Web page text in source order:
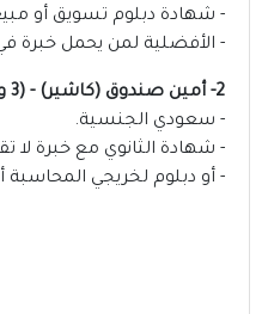
- شهادة دبلوم تسويق أو
- الأفضلية لمن يحمل خبرة
2- أمين صندوق (كاشير) - (3 وظائف):
- سعودي الجنسية.
- شهادة الثانوي مع خبرة لا
- أو دبلوم لخريجي المحاسبة